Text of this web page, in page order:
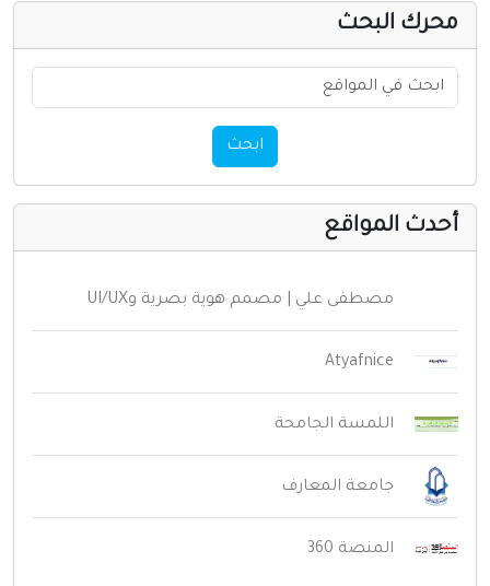
البحث
المواقع
مصطفى علي | مصمم هوية بصرية وUI/UX
Atyafnice
اللمسة الجامحة
جامعة المعارف
المنصة 360